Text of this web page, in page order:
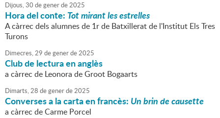
Dijous,30 degenerde2025
Hora del conte: Tot mirant les estrelles
A càrrec dels alumnes de 1r de Batxillerat de l'Institut Els Tres
Turons
Dimecres,29 degenerde2025
Club de lectura en anglès
a càrrec de Leonora de Groot Bogaarts
Dimarts,28 degenerde2025
Converses a la carta en francès: Un brin de causette
a càrrec de Carme Porcel